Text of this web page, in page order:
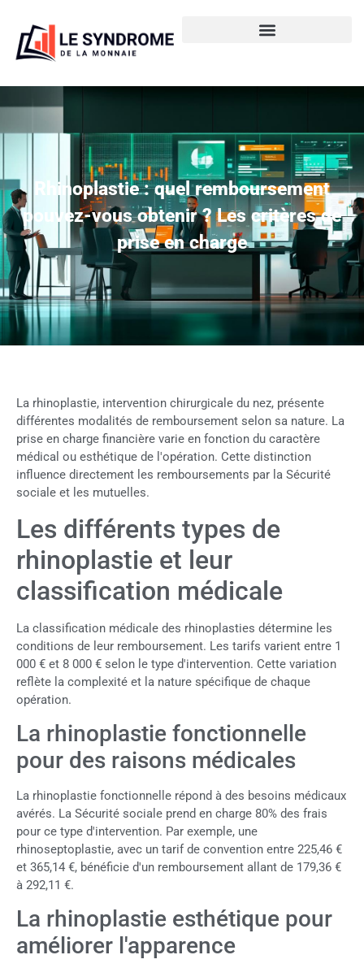
Rhinoplastie : quel remboursement
pouvez-vous obtenir ? Les critères de
prise en charge
La rhinoplastie, intervention chirurgicale du nez, présente
différentes modalités de remboursement selon sa nature. La
prise en charge financière varie en fonction du caractère
médical ou esthétique de l'opération. Cette distinction
influence directement les remboursements par la Sécurité
sociale et les mutuelles.
Les différents types de
rhinoplastie et leur
classification médicale
La classification médicale des rhinoplasties détermine les
conditions de leur remboursement. Les tarifs varient entre 1
000 € et 8 000 € selon le type d'intervention. Cette variation
reflète la complexité et la nature spécifique de chaque
opération.
La rhinoplastie fonctionnelle
pour des raisons médicales
La rhinoplastie fonctionnelle répond à des besoins médicaux
avérés. La Sécurité sociale prend en charge 80% des frais
pour ce type d'intervention. Par exemple, une
rhinoseptoplastie, avec un tarif de convention entre 225,46 €
et 365,14 €, bénéficie d'un remboursement allant de 179,36 €
à 292,11 €.
La rhinoplastie esthétique pour
améliorer l'apparence